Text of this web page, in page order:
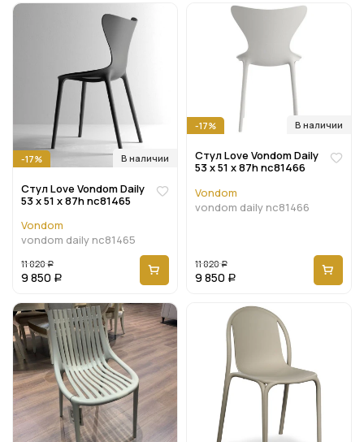
В наличии
-17%
Стул Love Vondom Daily
53 x 51 x 87h nc81465
Vondom
vondom daily nc81465
11 820 Р
9 850 Р
В наличии
-17%
Стул Love Vondom Daily
53 x 51 x 87h nc81466
Vondom
vondom daily nc81466
11 820 Р
9 850 Р